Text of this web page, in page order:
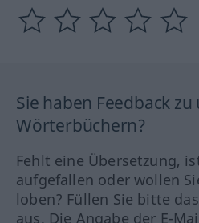
Sie haben Feedback
Wörterbüchern?
Fehlt eine Übersetzung,
aufgefallen oder wollen
loben? Füllen Sie bitte
aus. Die Angabe der E-